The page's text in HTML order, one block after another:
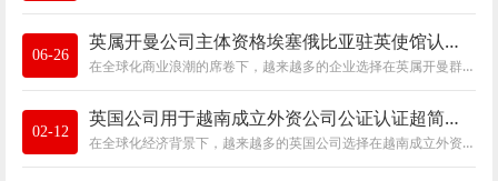
06-26
英属开曼公司主体资格埃塞俄比亚驻英使馆认证代办指南，速看
在全球化商业浪潮的席卷下，越来越多的企业选择在英属开曼群岛注册公司，然而，当这些开曼公司需要在埃塞俄比亚开展业务、参与合作项目或处理
02-12
英国公司用于越南成立外资公司公证认证超简单，无需董事亲临
在全球化经济背景下，越来越多的英国公司选择在越南成立外资公司，以拓展其国际市场。然而，在越南注册外资公司时，英国公司必须确保其提供的